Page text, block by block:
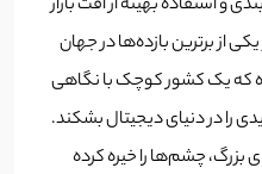
از برترین بازده‌ها در جهان
که یک کشور کوچک با نگاهی
را در دنیای دیجیتال بشکند.
بزرگ، چشم‌ها را خیره کرده